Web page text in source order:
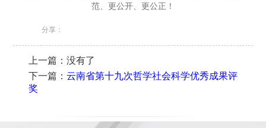
范、更公开、更公正！
分享：
上一篇：没有了
下一篇： 云南省第十九次哲学社会科学优秀成果评
奖